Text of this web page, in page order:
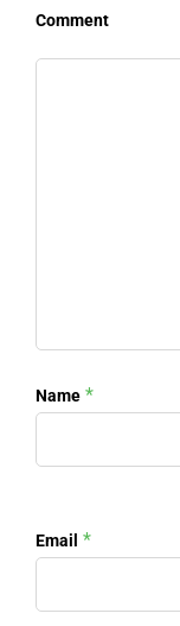
Comment
Name *
Email *